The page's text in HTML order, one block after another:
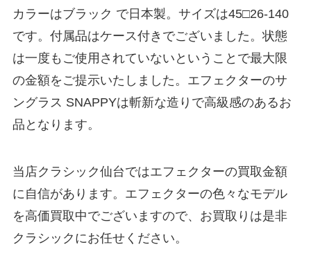
カラーはブラック で日本製。サイズは45□26-140
です。付属品はケース付きでございました。状態
は一度もご使用されていないということで最大限
の金額をご提示いたしました。エフェクターのサ
ングラス SNAPPYは斬新な造りで高級感のあるお
品となります。
当店クラシック仙台ではエフェクターの買取金額
に自信があります。エフェクターの色々なモデル
を高価買取中でございますので、お買取りは是非
クラシックにお任せください。